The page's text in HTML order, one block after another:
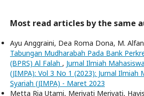
Most read articles by the same
Ayu Anggraini, Dea Roma Dona, M.
Tabungan Mudharabah Pada Bank
(BPRS) Al Falah , Jurnal Ilmiah
(JIMPA): Vol 3 No 1 (2023): Jurnal Ilmiah
Syariah (JIMPA) - Maret 2023
Metta Ria Utami, Meriyati Meriyati,